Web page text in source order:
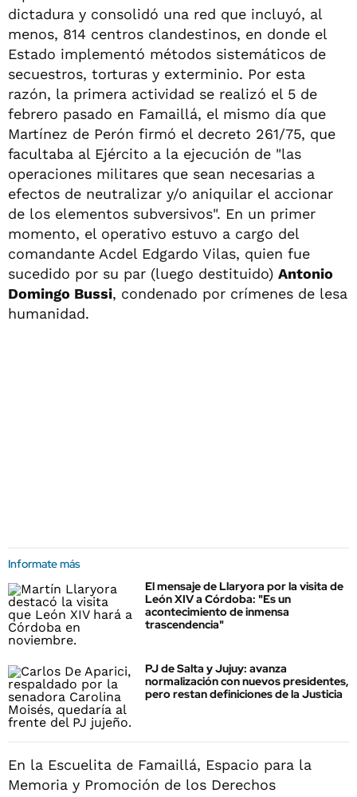
dictadura y consolidó una red que incluyó, al
menos, 814 centros clandestinos, en donde el
Estado implementó métodos sistemáticos de
secuestros, torturas y exterminio. Por esta
razón, la primera actividad se realizó el 5 de
febrero pasado en Famaillá, el mismo día que
Martínez de Perón firmó el decreto 261/75, que
facultaba al Ejército a la ejecución de "las
operaciones militares que sean necesarias a
efectos de neutralizar y/o aniquilar el accionar
de los elementos subversivos". En un primer
momento, el operativo estuvo a cargo del
comandante Acdel Edgardo Vilas, quien fue
sucedido por su par (luego destituido) Antonio
Domingo Bussi, condenado por crímenes de lesa
humanidad.
Informate más
El mensaje de Llaryora por la visita de
León XIV a Córdoba: "Es un
acontecimiento de inmensa
trascendencia"
PJ de Salta y Jujuy: avanza
normalización con nuevos presidentes,
pero restan definiciones de la Justicia
En la Escuelita de Famaillá, Espacio para la
Memoria y Promoción de los Derechos